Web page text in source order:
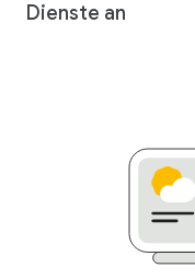
Dienste an